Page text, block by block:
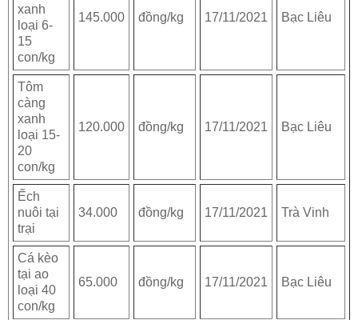
xanh
loại 6-
15
con/kg
145.000 đồng/kg 17/11/2021 Bạc Liêu
Tôm
càng
xanh
loại 15-
20
con/kg
120.000 đồng/kg 17/11/2021 Bạc Liêu
Ếch
nuôi tại
trại
34.000 đồng/kg 17/11/2021 Trà Vinh
Cá kèo
tại ao
loại 40
con/kg
65.000 đồng/kg 17/11/2021 Bạc Liêu